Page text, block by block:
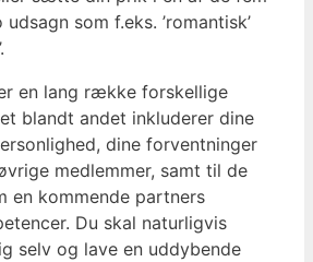
som f.eks. ’romantisk’
en lang række forskellige
blandt andet inkluderer dine
dine forventninger
medlemmer, samt til de
en kommende partners
Du skal naturligvis
selv og lave en uddybende